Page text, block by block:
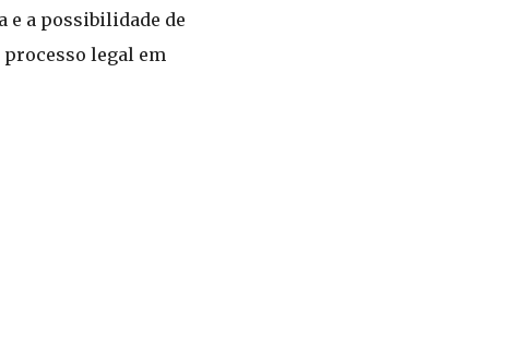
e a possibilidade de
processo legal em